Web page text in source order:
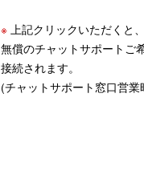
※ 上記クリックいただくと、
無償のチャットサポートご
接続されます。
(チャットサポート窓口営